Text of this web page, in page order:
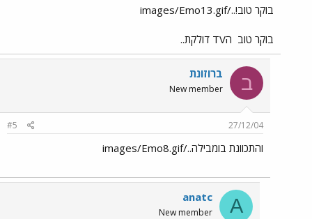
בוקר טוב!../images/Emo13.gif
בוקר טוב הTV דולקת..
ב ברוזונת
New member
27/12/04
#5
והתכוונת בומבילה../images/Emo8.gif
A
anatc
New member